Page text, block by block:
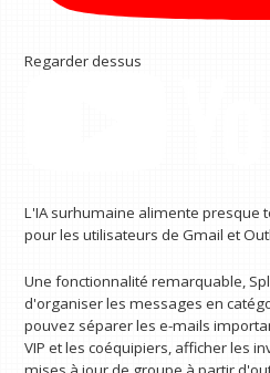
Regarder dessus
L'IA surhumaine alimente presque
pour les utilisateurs de Gmail et
Une fonctionnalité remarquable,
d'organiser les messages en
pouvez séparer les e-mails
VIP et les coéquipiers, afficher les